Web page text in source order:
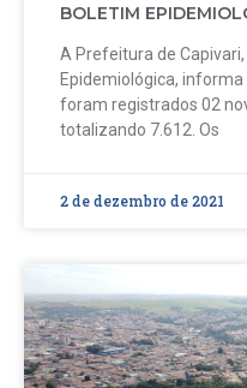
BOLETIM
A Prefeitura de
Epidemiológica,
foram registrados 02
totalizando 7.612. Os
2 de dezembro de 2021